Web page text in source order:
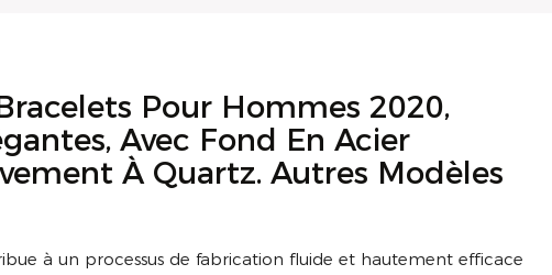
Pour Hommes 2020,
Avec Fond En Acier
À Quartz. Autres Modèles
à un processus de fabrication fluide et hautement efficace